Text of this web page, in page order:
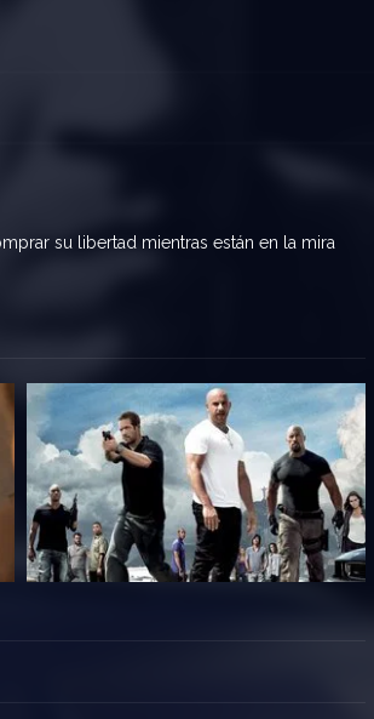
su libertad mientras están en la mira